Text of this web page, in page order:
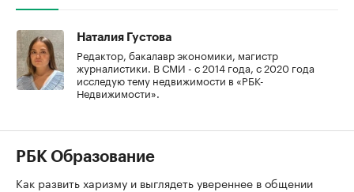
Наталия Густова
Редактор, бакалавр экономики, магистр
журналистики. В СМИ - с 2014 года, с 2020 года
исследую тему недвижимости в «РБК-
Недвижимости».
РБК Образование
Как развить харизму и выглядеть увереннее в общении